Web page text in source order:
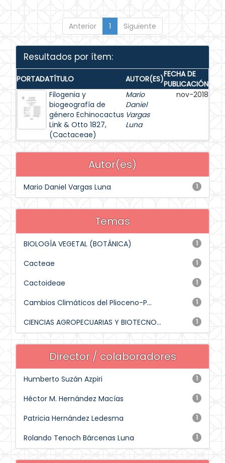
Anterior 1 Siguiente
Resultados por ítem:
PORTADATÍTULO AUTOR(ES)FECHA DE
PUBLICACIÓN
Filogenia y
biogeografía de
género Echinocactus
Link & Otto 1827,
(Cactaceae)
Mario
Daniel
Vargas
Luna
nov-2018
Autor(es)
1
Mario Daniel Vargas Luna
Temas
1
BIOLOGÍA VEGETAL (BOTÁNICA)
1
Cacteae
1
Cactoideae
1
Cambios Climáticos del Plioceno-P...
1
CIENCIAS AGROPECUARIAS Y BIOTECNO...
Director / colaboradores
1
Humberto Suzán Azpiri
1
Héctor M. Hernández Macías
1
Patricia Hernández Ledesma
1
Rolando Tenoch Bárcenas Luna